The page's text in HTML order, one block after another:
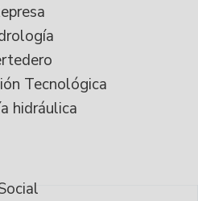
Tecnológica
hidráulica